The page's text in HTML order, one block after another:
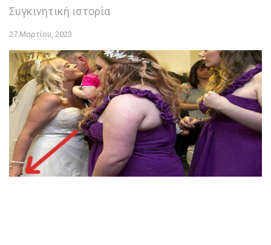
Συγκινητική ιστορία
27 Μαρτίου, 2023